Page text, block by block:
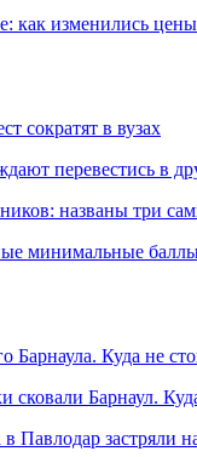
как изменились
сократят в вузах
перевестись в
названы три
минимальные
Барнаула. Куда не
Барнаул.
Павлодар застряли